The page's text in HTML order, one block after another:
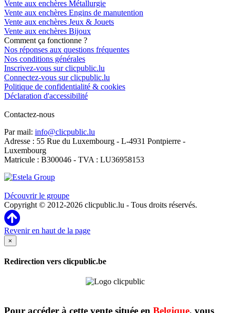
Vente aux enchères Métallurgie
Vente aux enchères Engins de manutention
Vente aux enchères Jeux & Jouets
Vente aux enchères Bijoux
Comment ça fonctionne ?
Nos réponses aux questions fréquentes
Nos conditions générales
Inscrivez-vous sur clicpublic.lu
Connectez-vous sur clicpublic.lu
Politique de confidentialité & cookies
Déclaration d'accessibilité
Contactez-nous
Par mail: info@clicpublic.lu
Adresse : 55 Rue du Luxembourg - L-4931 Pontpierre -
Luxembourg
Matricule : B300046 - TVA : LU36958153
Découvrir le groupe
Copyright © 2012-2026 clicpublic.lu - Tous droits réservés.
Revenir en haut de la page
×
Redirection vers clicpublic.be
Pour accéder à cette vente située en Belgique, vous